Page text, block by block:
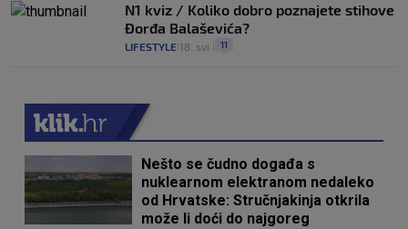
N1 kviz / Koliko dobro poznajete stihove
Đorđa Balaševića?
LIFESTYLE 18. svi. 11
Nešto se čudno događa s
nuklearnom elektranom nedaleko
od Hrvatske: Stručnjakinja otkrila
može li doći do najgoreg